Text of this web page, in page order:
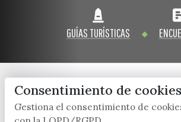
GUÍAS TURÍSTICAS
x / twitter facebook youtube
Consentimiento de cookies
Gestiona el consentimiento de